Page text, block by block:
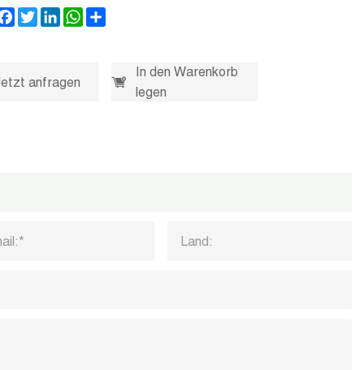
Facebook
TwitterLinkedInWhatsApp
Share
anfragen
In den Warenkorb
legen